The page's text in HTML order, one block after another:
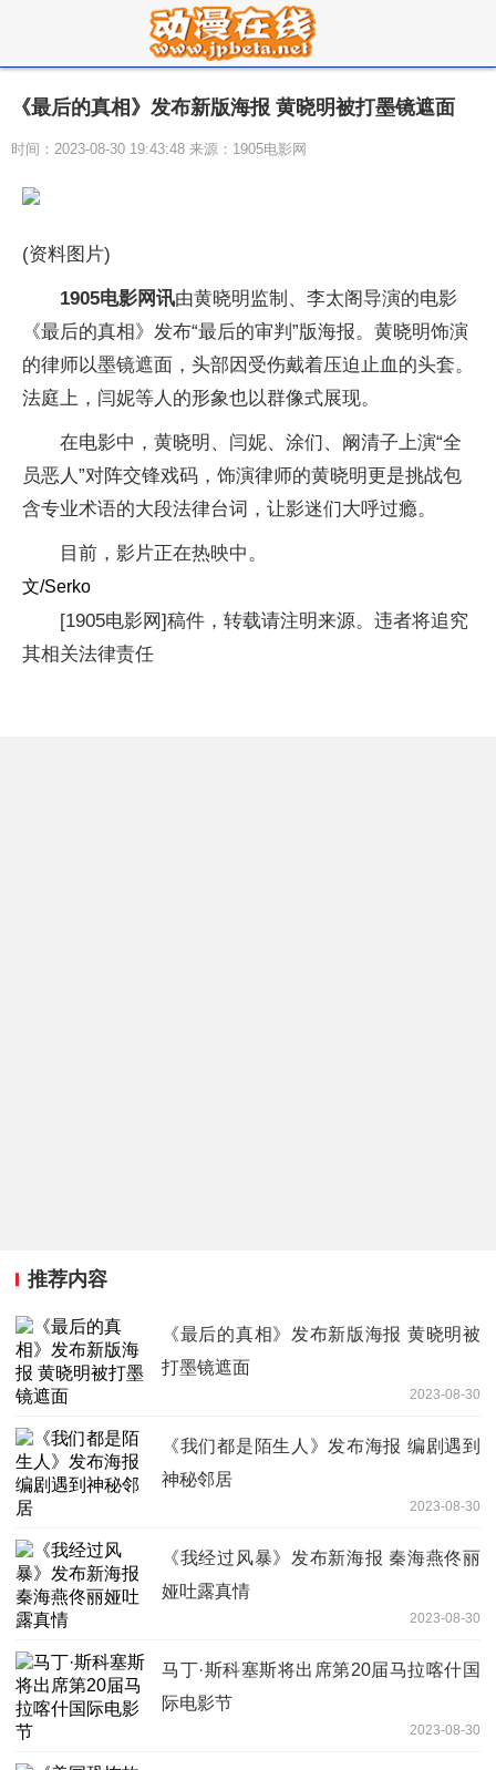
《最后的真相》发布新版海报 黄晓明被打墨镜遮面
时间：2023-08-30 19:43:48 来源：1905电影网
(资料图片)
1905电影网讯由黄晓明监制、李太阁导演的电影
《最后的真相》发布“最后的审判”版海报。黄晓明饰演
的律师以墨镜遮面，头部因受伤戴着压迫止血的头套。
法庭上，闫妮等人的形象也以群像式展现。
在电影中，黄晓明、闫妮、涂们、阚清子上演“全
员恶人”对阵交锋戏码，饰演律师的黄晓明更是挑战包
含专业术语的大段法律台词，让影迷们大呼过瘾。
目前，影片正在热映中。
文/Serko
[1905电影网]稿件，转载请注明来源。违者将追究
其相关法律责任
推荐内容
《最后的真相》发布新版海报 黄晓明被
打墨镜遮面
2023-08-30
《我们都是陌生人》发布海报 编剧遇到
神秘邻居
2023-08-30
《我经过风暴》发布新海报 秦海燕佟丽
娅吐露真情
2023-08-30
马丁·斯科塞斯将出席第20届马拉喀什国
际电影节
2023-08-30